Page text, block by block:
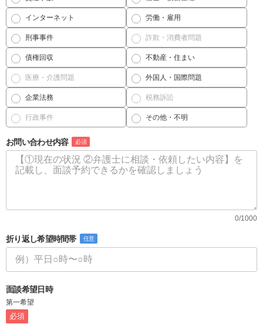
インターネット 労働・雇用
刑事事件 詐欺・消費者問題
債権回収 不動産・住まい
医療・介護問題 外国人・国際問題
企業法務 税務訴訟
行政事件 その他・不明
お問い合わせ内容 必須
0/1000
折り返し希望時間帯 任意
面談希望日時
第一希望
必須